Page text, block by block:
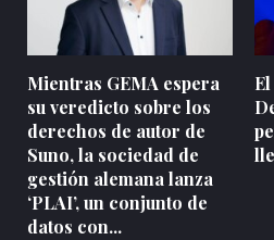
Mientras GEMA espera
su veredicto sobre los
derechos de autor de
Suno, la sociedad de
gestión alemana lanza
‘PLAI’, un conjunto de
datos con...